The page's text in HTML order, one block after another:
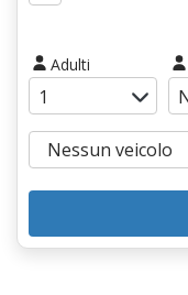
Adulti